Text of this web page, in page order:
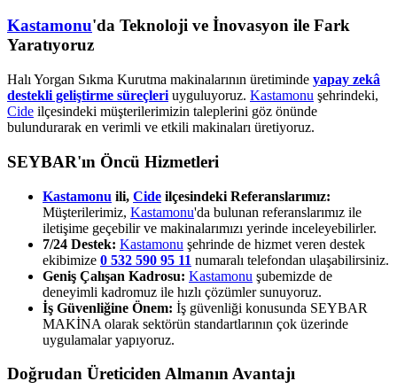
Kastamonu'da Teknoloji ve İnovasyon ile Fark
Yaratıyoruz
Halı Yorgan Sıkma Kurutma makinalarının üretiminde yapay zekâ
destekli geliştirme süreçleri uyguluyoruz. Kastamonu şehrindeki,
Cide ilçesindeki müşterilerimizin taleplerini göz önünde
bulundurarak en verimli ve etkili makinaları üretiyoruz.
SEYBAR'ın Öncü Hizmetleri
Kastamonu ili, Cide ilçesindeki Referanslarımız:
Müşterilerimiz, Kastamonu'da bulunan referanslarımız ile
iletişime geçebilir ve makinalarımızı yerinde inceleyebilirler.
7/24 Destek: Kastamonu şehrinde de hizmet veren destek
ekibimize 0 532 590 95 11 numaralı telefondan ulaşabilirsiniz.
Geniş Çalışan Kadrosu: Kastamonu şubemizde de
deneyimli kadromuz ile hızlı çözümler sunuyoruz.
İş Güvenliğine Önem: İş güvenliği konusunda SEYBAR
MAKİNA olarak sektörün standartlarının çok üzerinde
uygulamalar yapıyoruz.
Doğrudan Üreticiden Almanın Avantajı